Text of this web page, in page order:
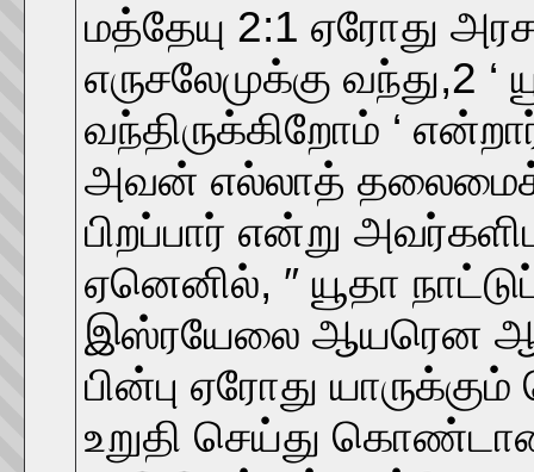
மத்தேயு 2:1 ஏரோது
எருசலேமுக்கு
வந்திருக்கிறோம் ‘
அவன் எல்லாத் தலைமைக்
பிறப்பார் என்று
ஏனெனில், ″ யூதா
இஸ்ரயேலை ஆயரென
பின்பு ஏரோது
உறுதி செய்து